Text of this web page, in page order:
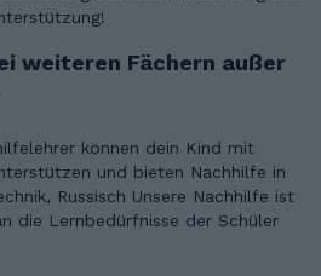
weiteren Fächern außer
können dein Kind mit
und bieten Nachhilfe in
Russisch Unsere Nachhilfe ist
die Lernbedürfnisse der Schüler